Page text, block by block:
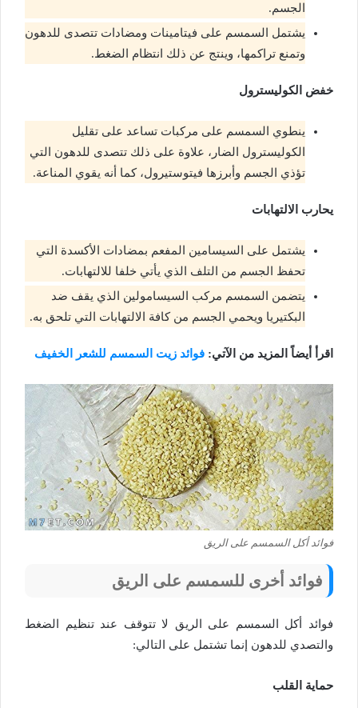
الجسم.
يشتمل السمسم على فيتامينات ومضادات تتصدى للدهون
وتمنع تراكمها، وينتج عن ذلك انتظام الضغط.
خفض الكوليسترول
ينطوي السمسم على مركبات تساعد على تقليل
الكوليسترول الضار، علاوة على ذلك تتصدى للدهون التي
تؤذي الجسم وأبرزها فيتوستيرول، كما أنه يقوي المناعة.
يحارب الالتهابات
يشتمل على السيسامين المفعم بمضادات الأكسدة التي
تحفظ الجسم من التلف الذي يأتي خلفا للالتهابات.
يتضمن السمسم مركب السيسامولين الذي يقف ضد
البكتيريا ويحمي الجسم من كافة الالتهابات التي تلحق به.
اقرأ أيضاً المزيد من الآتي: فوائد زيت السمسم للشعر الخفيف
فوائد أكل السمسم على الريق
فوائد أخرى للسمسم على الريق
فوائد أكل السمسم على الريق لا تتوقف عند تنظيم الضغط
والتصدي للدهون إنما تشتمل على التالي:
حماية القلب